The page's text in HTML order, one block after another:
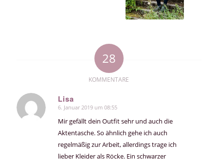
28
KOMMENTARE
Lisa
sagte:
6. Januar 2019 um 08:55
Mir gefällt dein Outfit sehr und auch die
Aktentasche. So ähnlich gehe ich auch
regelmäßig zur Arbeit, allerdings trage ich
lieber Kleider als Röcke. Ein schwarzer